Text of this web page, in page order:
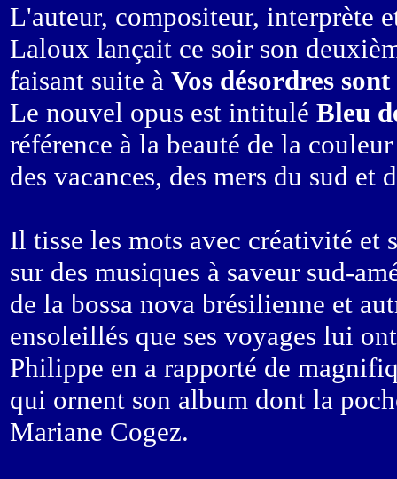
L'auteur, compositeur, interprète
Laloux lançait ce soir son
faisant suite à Vos désordres
Le nouvel opus est intitulé Bleu
référence à la beauté de la
des vacances, des mers du sud et
Il tisse les mots avec créativité et
sur des musiques à saveur sud-
de la bossa nova brésilienne et
ensoleillés que ses voyages lui
Philippe en a rapporté de
qui ornent son album dont la
Mariane Cogez.